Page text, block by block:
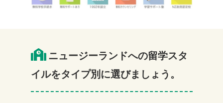
ニュージーランドへの留学スタ
イルをタイプ別に選びましょう。